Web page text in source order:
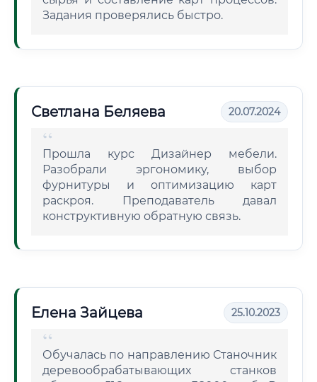
Задания проверялись быстро.
Светлана Беляева 20.07.2024
Прошла курс Дизайнер мебели.
Разобрали эргономику, выбор
фурнитуры и оптимизацию карт
раскроя. Преподаватель давал
конструктивную обратную связь.
Елена Зайцева 25.10.2023
Обучалась по направлению Станочник
деревообрабатывающих станков